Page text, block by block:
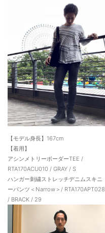
【モデル身長】167cm
【着用】
アシンメトリーボーダーTEE /
RTA170ACU010 / GRAY / S
ハンガー刺繍ストレッチデニムスキニ
ーパンツ＜Narrow＞/ RTA170APT028
/ BRACK / 29